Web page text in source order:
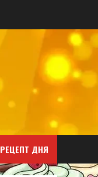
РЕЦЕПТ ДНЯ